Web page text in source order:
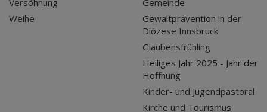
Versöhnung
Weihe
Gemeinde
Gewaltprävention in der
Diözese Innsbruck
Glaubensfrühling
Heiliges Jahr 2025 - Jahr der
Hoffnung
Kinder- und Jugendpastoral
Kirche und Tourismus